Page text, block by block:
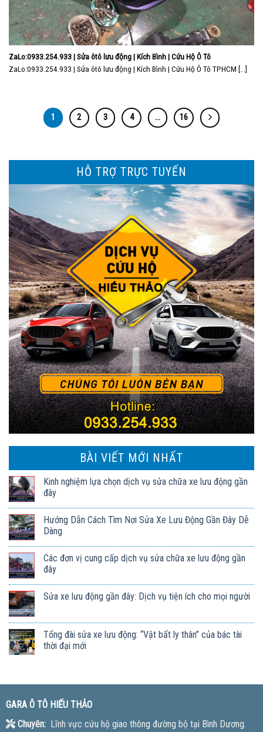
ZaLo:0933.254.933 | Sửa ôtô lưu động | Kích Bình | Cứu Hộ Ô Tô
ZaLo:0933.254.933 | Sửa ôtô lưu động | Kích Bình | Cứu Hộ Ô Tô TPHCM [...]
1 2 3 4 … 16
HỖ TRỢ TRỰC TUYẾN
BÀI VIẾT MỚI NHẤT
Kinh nghiệm lựa chọn dịch vụ sửa chữa xe lưu động gần
đây
Hướng Dẫn Cách Tìm Nơi Sửa Xe Lưu Động Gần Đây Dễ
Dàng
Các đơn vị cung cấp dịch vụ sửa chữa xe lưu động gần
đây
Sửa xe lưu động gần đây: Dịch vụ tiện ích cho mọi người
Tổng đài sửa xe lưu động: “Vật bất ly thân” của bác tài
thời đại mới
GARA Ô TÔ HIẾU THẢO
Chuyên:Lĩnh vực cứu hộ giao thông đường bộ tại Bình Dương.